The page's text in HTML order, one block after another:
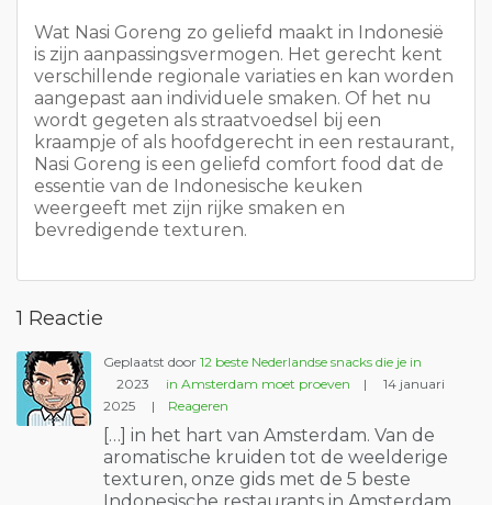
Wat Nasi Goreng zo geliefd maakt in Indonesië
is zijn aanpassingsvermogen. Het gerecht kent
verschillende regionale variaties en kan worden
aangepast aan individuele smaken. Of het nu
wordt gegeten als straatvoedsel bij een
kraampje of als hoofdgerecht in een restaurant,
Nasi Goreng is een geliefd comfort food dat de
essentie van de Indonesische keuken
weergeeft met zijn rijke smaken en
bevredigende texturen.
1 Reactie
Geplaatst door 12 beste Nederlandse snacks die je in
2023
in Amsterdam moet proeven |
14 januari
2025
| Reageren
[…] in het hart van Amsterdam. Van de
aromatische kruiden tot de weelderige
texturen, onze gids met de 5 beste